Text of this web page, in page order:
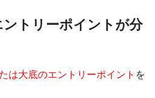
トリーポイントが分
は大底のエントリーポイント を